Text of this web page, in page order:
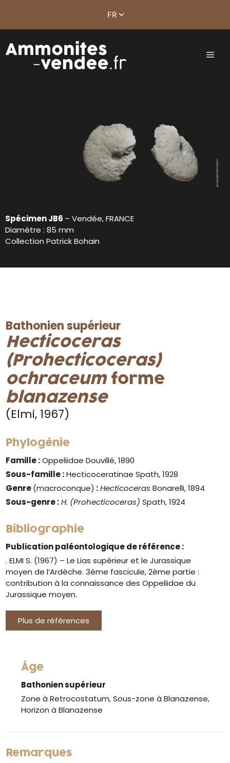
Spécimen JB6 – Vendée, FRANCE
Diamètre : 85 mm
Collection Patrick Bohain
Bathonien supérieur
Hecticoceras
(Prohecticoceras)
ochraceumforme
blanazense
(Elmi, 1967)
Phylogénie
Famille :Oppeliidae Douvillé, 1890
Sous-famille :Hecticoceratinae Spath, 1928
Genre(macroconque) : Hecticoceras Bonarelli, 1894
Sous-genre : H. (Prohecticoceras)Spath, 1924
Bibliographie
Publication paléontologique de référence :
. ELMI S. (1967) – Le Lias supérieur et le Jurassique
moyen de l’Ardèche. 3ème fascicule, 2ème partie :
contribution à la connaissance des Oppeliidae du
Jurassique moyen.
Plus de références
Âge
Bathonien supérieur
Zone à Retrocostatum, Sous-zone à Blanazense,
Horizon à Blanazense
Remarques